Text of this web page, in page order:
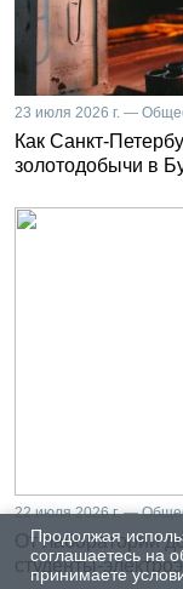
Продолжая
соглашаетесь на
принимаете
23 июля 2026 г. —
Как Санкт-
золотодобычи в
22 июля 2026 г. —
От лаборатории
студенты-